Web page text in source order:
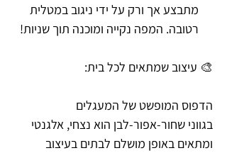
מתבצע אך ורק על ידי ניגוב במטלית
רטובה. המפה נקייה ומוכנה תוך שניות!
🎨 עיצוב שמתאים לכל בית:
הדפוס המופשט של המעגלים
בגווני שחור-אפור-לבן הוא נצחי, אלגנטי
ומתאים באופן מושלם לבתים בעיצוב